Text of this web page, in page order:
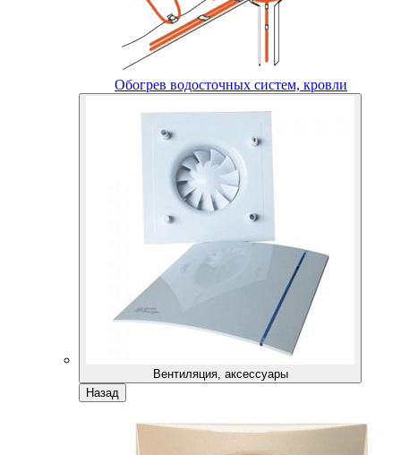
Обогрев водосточных систем, кровли
Вентиляция, аксессуары
Назад